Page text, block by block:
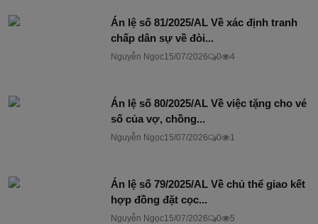
Án lệ số 81/2025/AL Về xác định tranh
chấp dân sự về đòi...
Nguyễn Ngọc15/07/2026 0 4
Án lệ số 80/2025/AL Về việc tặng cho vé
số của vợ, chồng...
Nguyễn Ngọc15/07/2026 0 1
Án lệ số 79/2025/AL Về chủ thể giao kết
hợp đồng đặt cọc...
Nguyễn Ngọc15/07/2026 0 5